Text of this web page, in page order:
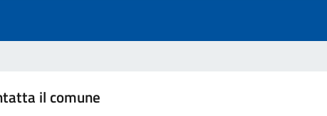
il comune